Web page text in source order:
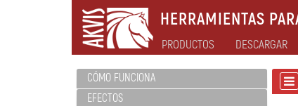
HERRAMIENTAS
PRODUCTOS DESCARGAR
CÓMO FUNCIONA
EFECTOS